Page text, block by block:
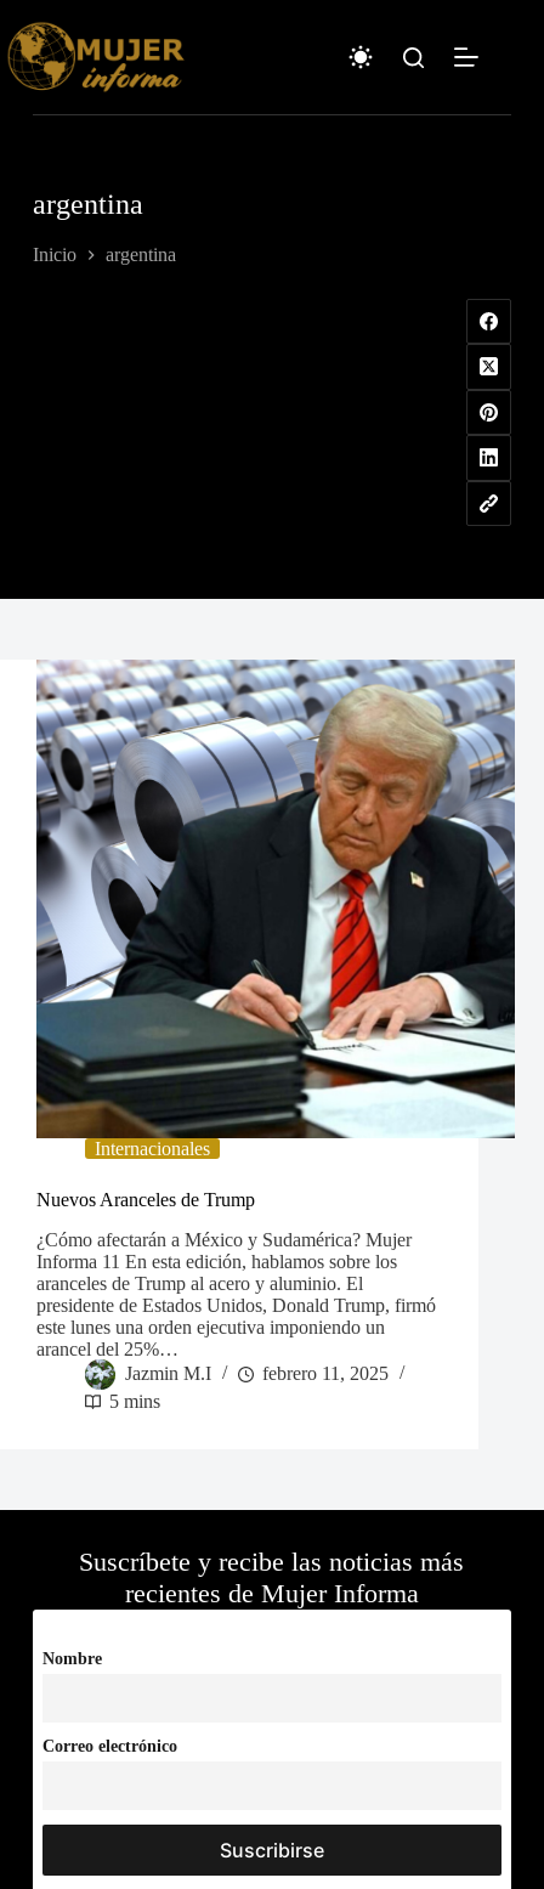
contenido
argentina
Inicio argentina
Internacionales
Nuevos Aranceles de Trump
¿Cómo afectarán a México y Sudamérica? Mujer
Informa 11 En esta edición, hablamos sobre los
aranceles de Trump al acero y aluminio. El
presidente de Estados Unidos, Donald Trump, firmó
este lunes una orden ejecutiva imponiendo un
arancel del 25%…
Jazmin M.I
febrero 11, 2025
5 mins
Suscríbete y recibe las noticias más
recientes de Mujer Informa
Nombre
Correo electrónico